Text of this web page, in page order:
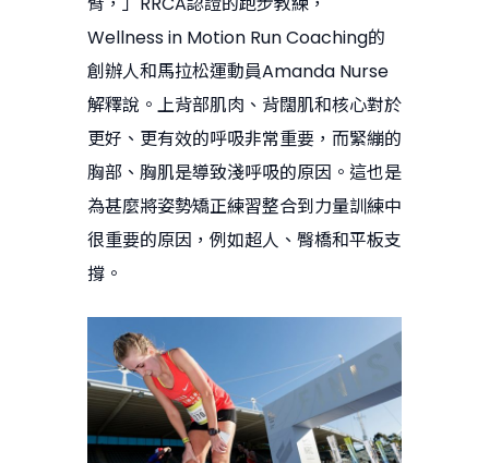
Wellness in Motion Run Coaching的
創辦人和馬拉松運動員Amanda Nurse
解釋說。上背部肌肉、背闊肌和核心對於
更好、更有效的呼吸非常重要，而緊繃的
胸部、胸肌是導致淺呼吸的原因。這也是
為甚麼將姿勢矯正練習整合到力量訓練中
很重要的原因，例如超人、臀橋和平板支
撐。